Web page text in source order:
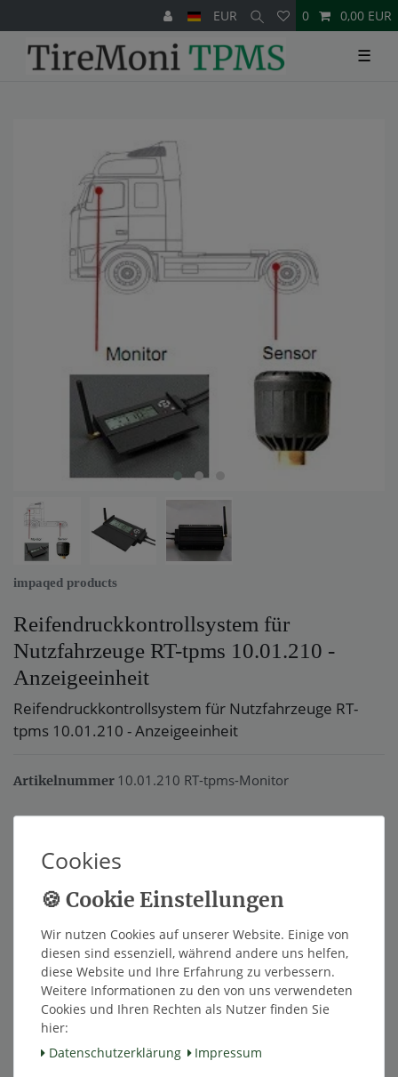
EUR 0 0,00 EUR
☰
impaqed products
Reifendruckkontrollsystem für
Nutzfahrzeuge RT-tpms 10.01.210 -
Anzeigeeinheit
Reifendruckkontrollsystem für Nutzfahrzeuge RT-
tpms 10.01.210 - Anzeigeeinheit
Artikelnummer 10.01.210 RT-tpms-Monitor
In den Warenkorb
Wunschliste
Cookies
Wir nutzen Cookies auf unserer Website. Einige von
diesen sind essenziell, während andere uns helfen,
diese Website und Ihre Erfahrung zu verbessern.
Weitere Informationen zu den von uns verwendeten
Cookies und Ihren Rechten als Nutzer finden Sie
hier:
Daten­schutz­erklärung
Impressum